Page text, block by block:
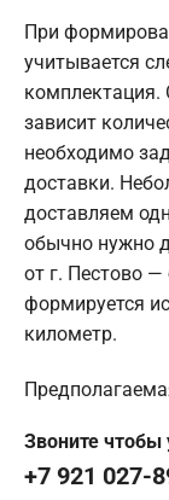
При
учитывается
комплектация.
зависит
необходимо
доставки.
доставляем
обычно нужно
от г. Пестово —
формируется
километр.
Звоните чтобы
+7 921 027-